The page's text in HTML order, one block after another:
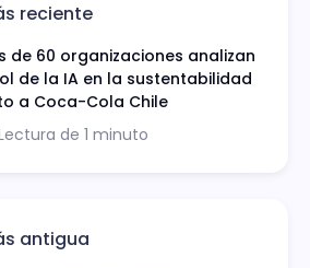
reciente
de 60 organizaciones analizan
de la IA en la sustentabilidad
a Coca-Cola Chile
de 1 minuto
antigua